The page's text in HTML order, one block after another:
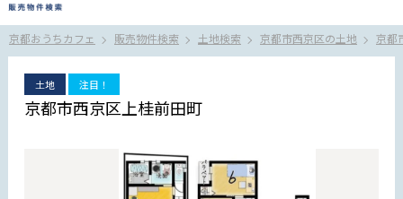
京都おうちカフェ 販売物件検索 土地検索 京都市西京区の土地 京都
土地 注目！
京都市西京区上桂前田町